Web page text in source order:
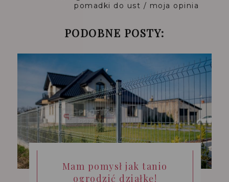
pomadki do ust / moja opinia
PODOBNE POSTY:
Mam pomysł jak tanio
ogrodzić działkę!